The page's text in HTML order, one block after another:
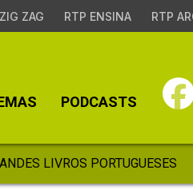
ZAG RTP ENSINA RTP
PODCASTS
LIVROS PORTUGUESES